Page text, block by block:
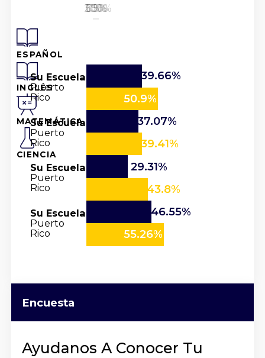
ESPAÑOL
INGLÉS
MATEMÁTICA
CIENCIA
Su Escuela
Puerto
Rico
39.66%
50.9%
Su Escuela
Puerto
Rico
37.07%
39.41%
Su Escuela
Puerto
Rico
29.31%
43.8%
Su Escuela
Puerto
Rico
46.55%
55.26%
0%
25%
50%
75%
100%
Encuesta
Ayudanos A Conocer Tu